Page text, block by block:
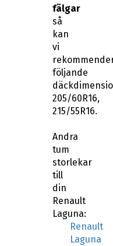
fälgar
så
kan
vi
följande
205/60R16,
215/55R16.
Andra
tum
storlekar
till
din
Renault
Laguna:
Renault
Laguna